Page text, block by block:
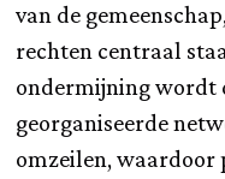
van de
rechten centraal
ondermijning wordt
georganiseerde
omzeilen, waardoor